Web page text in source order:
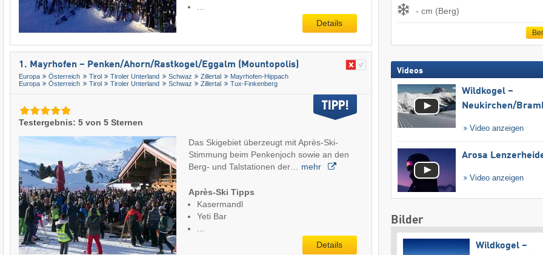
Details
1. Mayrhofen – Penken/​Ahorn/​Rastkogel/​Eggalm (Mountopolis)
Europa Österreich Tirol Tiroler Unterland Schwaz Zillertal
Mayrhofen-Hippach
Europa
Österreich Tirol Tiroler Unterland Schwaz Zillertal Tux-Finkenberg
Testergebnis: 5 von 5 Sternen
Das Skigebiet überzeugt mit Après-Ski-
Stimmung beim Penkenjoch sowie an den
Berg- und Talstationen der… mehr
Après-Ski Tipps
Kasermandl
Yeti Bar
Details
- cm (Berg)
Videos
Wildkogel –
Neukirchen/​
Video anzeigen
Arosa
Video anzeigen
Bilder
Wildkogel –